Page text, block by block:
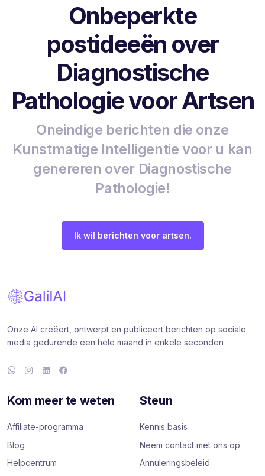
Onbeperkte
postideeën over
Diagnostische
Pathologie voor Artsen
Oneindige berichten die onze
Kunstmatige Intelligentie voor u kan
genereren over Diagnostische
Pathologie!
Ik wil berichten voor artsen.
Onze AI creëert, ontwerpt en publiceert berichten op sociale
media gedurende een hele maand in enkele seconden
Kom meer te weten
Affiliate-programma
Blog
Helpcentrum
Steun
Kennis basis
Neem contact met ons op
Annuleringsbeleid